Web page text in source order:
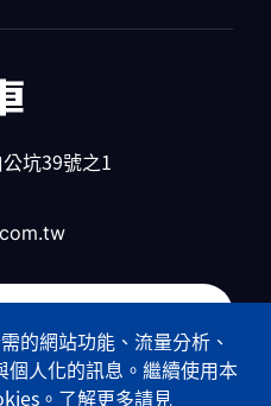
的網站功能、流量分析、
人化的訊息。繼續使用本
。了解更多請見
坑39號之1